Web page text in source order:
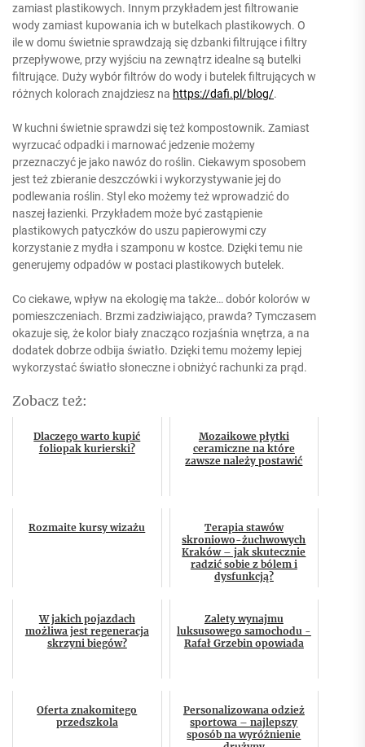
zamiast plastikowych. Innym przykładem jest filtrowanie
wody zamiast kupowania ich w butelkach plastikowych. O
ile w domu świetnie sprawdzają się dzbanki filtrujące i filtry
przepływowe, przy wyjściu na zewnątrz idealne są butelki
filtrujące. Duży wybór filtrów do wody i butelek filtrujących w
różnych kolorach znajdziesz na https://dafi.pl/blog/.
W kuchni świetnie sprawdzi się też kompostownik. Zamiast
wyrzucać odpadki i marnować jedzenie możemy
przeznaczyć je jako nawóz do roślin. Ciekawym sposobem
jest też zbieranie deszczówki i wykorzystywanie jej do
podlewania roślin. Styl eko możemy też wprowadzić do
naszej łazienki. Przykładem może być zastąpienie
plastikowych patyczków do uszu papierowymi czy
korzystanie z mydła i szamponu w kostce. Dzięki temu nie
generujemy odpadów w postaci plastikowych butelek.
Co ciekawe, wpływ na ekologię ma także… dobór kolorów w
pomieszczeniach. Brzmi zadziwiająco, prawda? Tymczasem
okazuje się, że kolor biały znacząco rozjaśnia wnętrza, a na
dodatek dobrze odbija światło. Dzięki temu możemy lepiej
wykorzystać światło słoneczne i obniżyć rachunki za prąd.
Zobacz też:
Dlaczego warto kupić
foliopak kurierski?
Mozaikowe płytki
ceramiczne na które
zawsze należy postawić
Rozmaite kursy wizażu
Terapia stawów
skroniowo-żuchwowych
Kraków – jak skutecznie
radzić sobie z bólem i
dysfunkcją?
W jakich pojazdach
możliwa jest regeneracja
skrzyni biegów?
Zalety wynajmu
luksusowego samochodu -
Rafał Grzebin opowiada
Oferta znakomitego
przedszkola
Personalizowana odzież
sportowa – najlepszy
sposób na wyróżnienie